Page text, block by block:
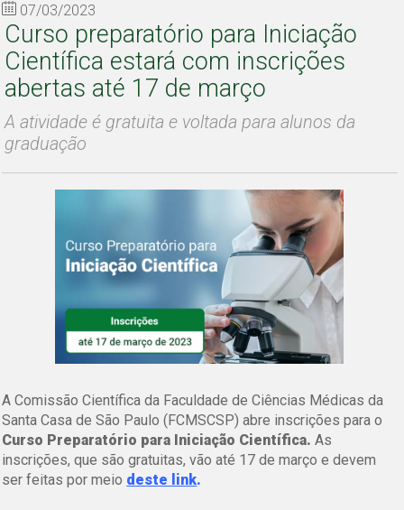
07/03/2023
Curso preparatório para Iniciação
Científica estará com inscrições
abertas até 17 de março
A atividade é gratuita e voltada para alunos da
graduação
A Comissão Científica da Faculdade de Ciências Médicas da
Santa Casa de São Paulo (FCMSCSP) abre inscrições para o
Curso Preparatório para Iniciação Científica. As
inscrições, que são gratuitas, vão até 17 de março e devem
ser feitas por meio deste link.